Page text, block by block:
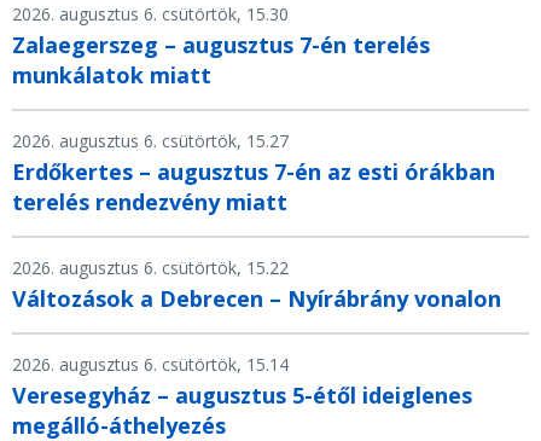
2026. augusztus 6. csütörtök, 15.30
Zalaegerszeg – augusztus 7-én terelés
munkálatok miatt
2026. augusztus 6. csütörtök, 15.27
Erdőkertes – augusztus 7-én az esti órákban
terelés rendezvény miatt
2026. augusztus 6. csütörtök, 15.22
Változások a Debrecen – Nyírábrány vonalon
2026. augusztus 6. csütörtök, 15.14
Veresegyház – augusztus 5-étől ideiglenes
megálló-áthelyezés